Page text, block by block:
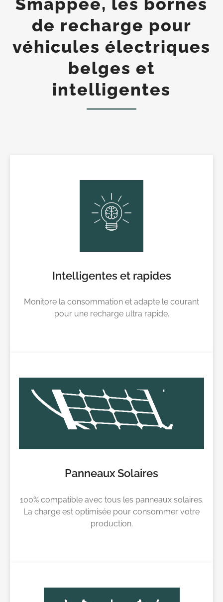
Smappee, les bornes
de recharge pour
véhicules électriques
belges et
intelligentes
Intelligentes et rapides
Monitore la consommation et adapte le courant
pour une recharge ultra rapide.
Panneaux Solaires
100% compatible avec tous les panneaux solaires.
La charge est optimisée pour consommer votre
production.